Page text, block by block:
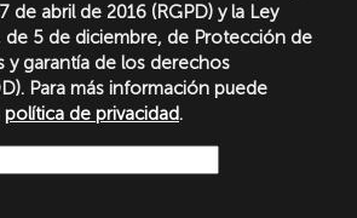
de abril de 2016 (RGPD) y la Ley
de 5 de diciembre, de Protección de
y garantía de los derechos
Para más información puede
política de privacidad.